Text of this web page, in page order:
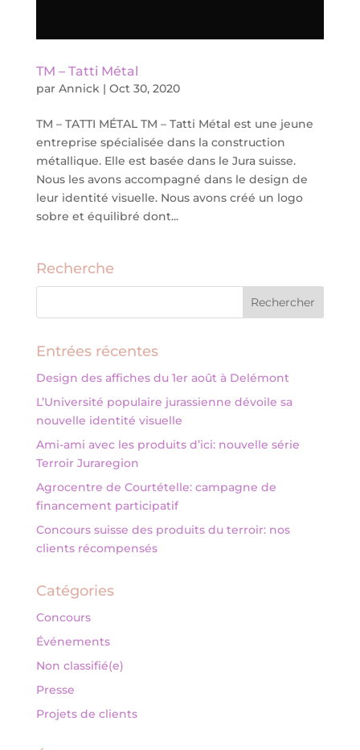
TM – Tatti Métal
par Annick| Oct 30, 2020
TM – TATTI MÉTAL TM – Tatti Métal est une jeune
entreprise spécialisée dans la construction
métallique. Elle est basée dans le Jura suisse.
Nous les avons accompagné dans le design de
leur identité visuelle. Nous avons créé un logo
sobre et équilibré dont...
Recherche
Entrées récentes
Design des affiches du 1er août à Delémont
L’Université populaire jurassienne dévoile sa
nouvelle identité visuelle
Ami-ami avec les produits d’ici: nouvelle série
Terroir Juraregion
Agrocentre de Courtételle: campagne de
financement participatif
Concours suisse des produits du terroir: nos
clients récompensés
Catégories
Concours
Événements
Non classifié(e)
Presse
Projets de clients